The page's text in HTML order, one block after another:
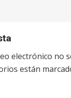
electrónico no
están